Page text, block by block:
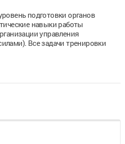
подготовки органов
навыки работы
управления
Все задачи тренировки